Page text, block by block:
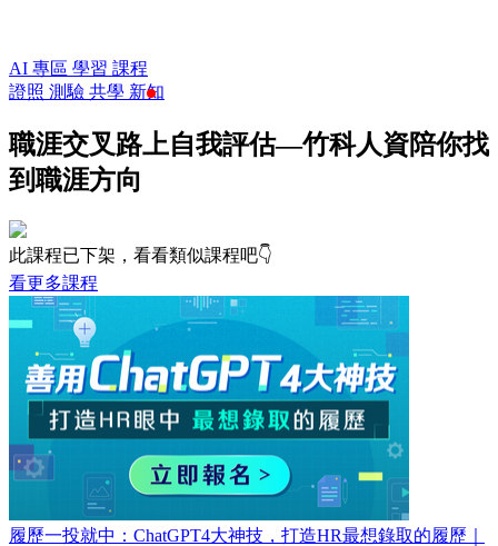
AI 專區 學習 課程
證照 測驗 共學 新知
職涯交叉路上自我評估—竹科人資陪你找
到職涯方向
此課程已下架，看看類似課程吧👇
看更多課程
履歷一投就中：ChatGPT4大神技，打造HR最想錄取的履歷｜